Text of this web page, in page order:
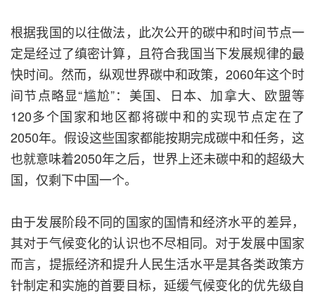
根据我国的以往做法，此次公开的碳中和时间节点一
定是经过了缜密计算，且符合我国当下发展规律的最
快时间。然而，纵观世界碳中和政策，2060年这个时
间节点略显“尴尬”：美国、日本、加拿大、欧盟等
120多个国家和地区都将碳中和的实现节点定在了
2050年。假设这些国家都能按期完成碳中和任务，这
也就意味着2050年之后，世界上还未碳中和的超级大
国，仅剩下中国一个。
由于发展阶段不同的国家的国情和经济水平的差异，
其对于气候变化的认识也不尽相同。对于发展中国家
而言，提振经济和提升人民生活水平是其各类政策方
针制定和实施的首要目标，延缓气候变化的优先级自